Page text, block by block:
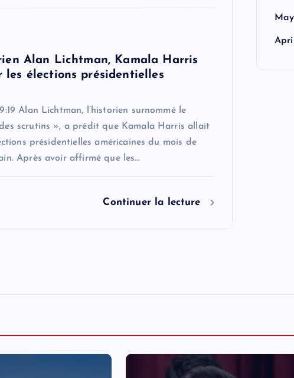
Alan Lichtman, Kamala Harris
les élections présidentielles
Alan Lichtman, l’historien surnommé le
scrutins », a prédit que Kamala Harris allait
présidentielles américaines du mois de
Après avoir affirmé que les…
Continuer la lecture